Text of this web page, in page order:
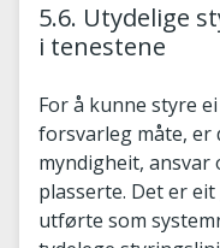
5.6. Utydelige
i tenestene
For å kunne styre
forsvarleg måte, er
myndigheit, ansvar
plasserte. Det er
utførte som